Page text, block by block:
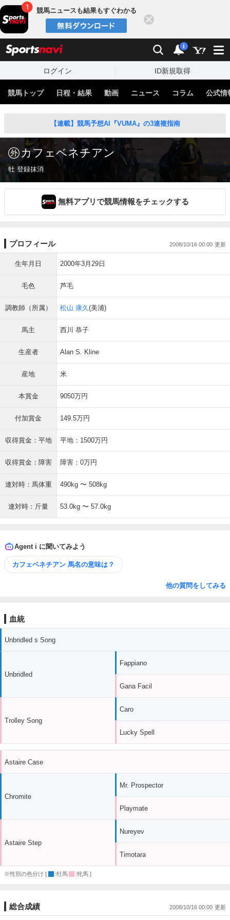
競馬ニュースも結果もすぐわかる
検索 通知
i
ログイン ID新規取得
競馬トップ 日程・結果 動画 ニュース コラム 公式情
【連載】競馬予想AI『VUMA』の3連複指南
カフェベネチアン
牡 登録抹消
無料アプリで競馬情報をチェックする
プロフィール 2008/10/16 00:00
生年月日 2000年3月29日
毛色 芦毛
調教師（所属） 松山 康久(美浦)
馬主 西川 恭子
生産者 Alan S. Kline
産地 米
本賞金 9050万円
付加賞金 149.5万円
収得賞金：平地 平地：1500万円
収得賞金：障害 障害：0万円
連対時：馬体重 490kg 〜 508kg
連対時：斤量 53.0kg 〜 57.0kg
Agent i に聞いてみよう
カフェベネチアン 馬名の意味は？
他の質問をしてみる
血統
Unbridled s Song
Unbridled
Trolley Song
Fappiano
Gana Facil
Caro
Lucky Spell
Astaire Case
Chromite
Astaire Step
Mr. Prospector
Playmate
Nureyev
Timotara
※性別の色分け [ :牡馬 :牝馬 ]
総合成績 2008/10/16 00:00